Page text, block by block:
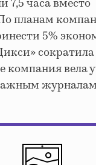
7,5 часа вместо
планам
5%
компания вела